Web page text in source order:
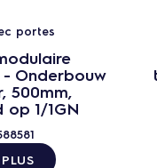
portes
Onderbouw
500mm,
1/1GN